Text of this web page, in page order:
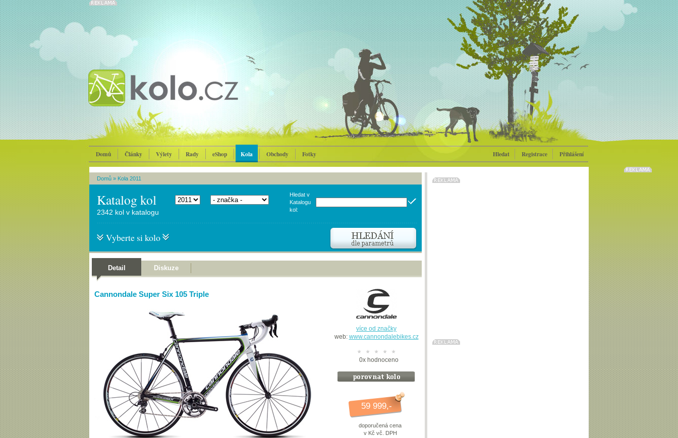
Domů Články Výlety Rady eShop Kola Obchody Fotky Hledat Registrace Přihlášení
Domů » Kola 2011
Katalog kol
Hledat v
Katalogu
kol:
2342 kol v katalogu
Vyberte si kolo
Detail Diskuze
Cannondale Super Six 105 Triple
více od značky
web: www.cannondalebikes.cz
0xhodnoceno
59 999,-
doporučená cena
v Kč vč. DPH